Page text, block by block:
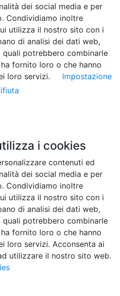
dei social media e per
Condividiamo inoltre
utilizza il nostro sito con i
di analisi dei dati web,
potrebbero combinarle
fornito loro o che hanno
loro servizi.
Impostazione
i cookies
contenuti ed
dei social media e per
Condividiamo inoltre
utilizza il nostro sito con i
di analisi dei dati web,
potrebbero combinarle
fornito loro o che hanno
loro servizi. Acconsenta ai
utilizzare il nostro sito web.